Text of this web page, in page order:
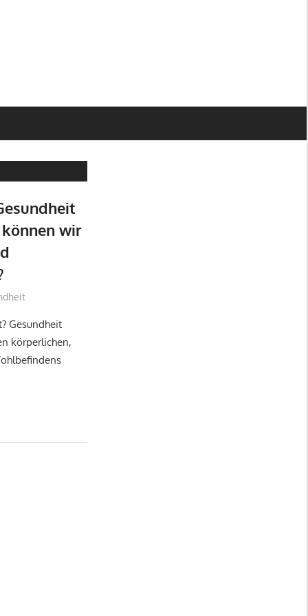
wir
Gesundheit
körperlichen,